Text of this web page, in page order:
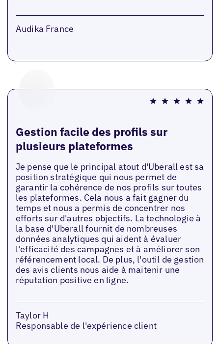
Audika France
Gestion facile des profils sur
plusieurs plateformes
Je pense que le principal atout d'Uberall est sa
position stratégique qui nous permet de
garantir la cohérence de nos profils sur toutes
les plateformes. Cela nous a fait gagner du
temps et nous a permis de concentrer nos
efforts sur d'autres objectifs. La technologie à
la base d'Uberall fournit de nombreuses
données analytiques qui aident à évaluer
l'efficacité des campagnes et à améliorer son
référencement local. De plus, l'outil de gestion
des avis clients nous aide à maitenir une
réputation positive en ligne.
Taylor H
Responsable de l'expérience client